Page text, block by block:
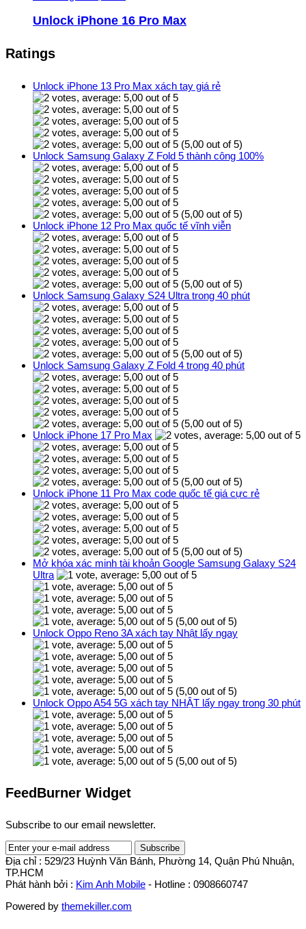
Unlock iPhone 16 Pro Max
Ratings
Unlock iPhone 13 Pro Max xách tay giá rẻ
(5,00 out of 5)
Unlock Samsung Galaxy Z Fold 5 thành công 100%
(5,00 out of 5)
Unlock iPhone 12 Pro Max quốc tế vĩnh viễn
(5,00 out of 5)
Unlock Samsung Galaxy S24 Ultra trong 40 phút
(5,00 out of 5)
Unlock Samsung Galaxy Z Fold 4 trong 40 phút
(5,00 out of 5)
Unlock iPhone 17 Pro Max
(5,00 out of 5)
Unlock iPhone 11 Pro Max code quốc tế giá cực rẻ
(5,00 out of 5)
Mở khóa xác minh tài khoản Google Samsung Galaxy S24
Ultra
(5,00 out of 5)
Unlock Oppo Reno 3A xách tay Nhật lấy ngay
(5,00 out of 5)
Unlock Oppo A54 5G xách tay NHẬT lấy ngay trong 30 phút
(5,00 out of 5)
FeedBurner Widget
Subscribe to our email newsletter.
Địa chỉ : 529/23 Huỳnh Văn Bánh, Phường 14, Quận Phú Nhuận,
TP.HCM
Phát hành bởi : Kim Anh Mobile - Hotline : 0908660747
Powered by themekiller.com